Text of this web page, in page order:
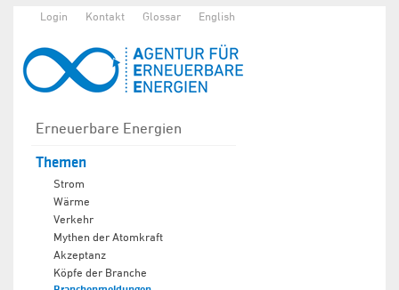
Login Kontakt Glossar English
Erneuerbare Energien
Themen
Strom
Wärme
Verkehr
Mythen der Atomkraft
Akzeptanz
Köpfe der Branche